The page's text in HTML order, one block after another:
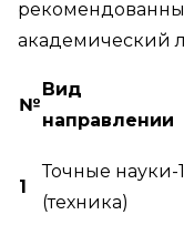
академический
№
Вид
направлении
1
Точные науки-1
(техника)